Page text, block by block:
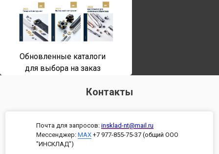
Обновленные каталоги
для выбора на заказ
Контакты
Почта для запросов: insklad-nt@mail.ru
Мессенджер: MAX +7 977-855-75-37 (общий ООО
"ИНСКЛАД")